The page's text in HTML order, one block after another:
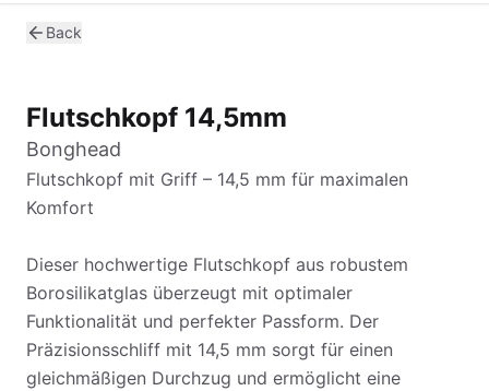
Back
Flutschkopf 14,5mm
Bonghead
Flutschkopf mit Griff – 14,5 mm für maximalen
Komfort
Dieser hochwertige Flutschkopf aus robustem
Borosilikatglas überzeugt mit optimaler
Funktionalität und perfekter Passform. Der
Präzisionsschliff mit 14,5 mm sorgt für einen
gleichmäßigen Durchzug und ermöglicht eine